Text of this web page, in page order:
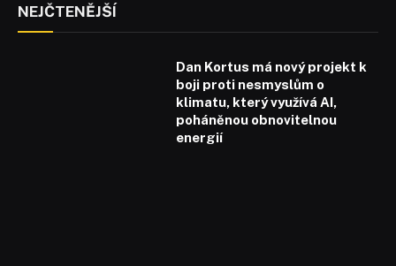
NEJČTENĚJŠÍ
Dan Kortus má nový projekt k
boji proti nesmyslům o
klimatu, který využívá AI,
poháněnou obnovitelnou
energií